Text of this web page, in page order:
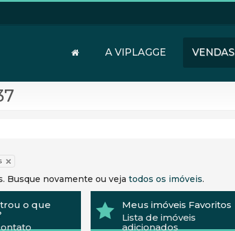
A VIPLAGGE VENDAS
Busque novamente ou veja todos os imóveis.
o que
Meus imóveis Favoritos
Lista de imóveis
adicionados